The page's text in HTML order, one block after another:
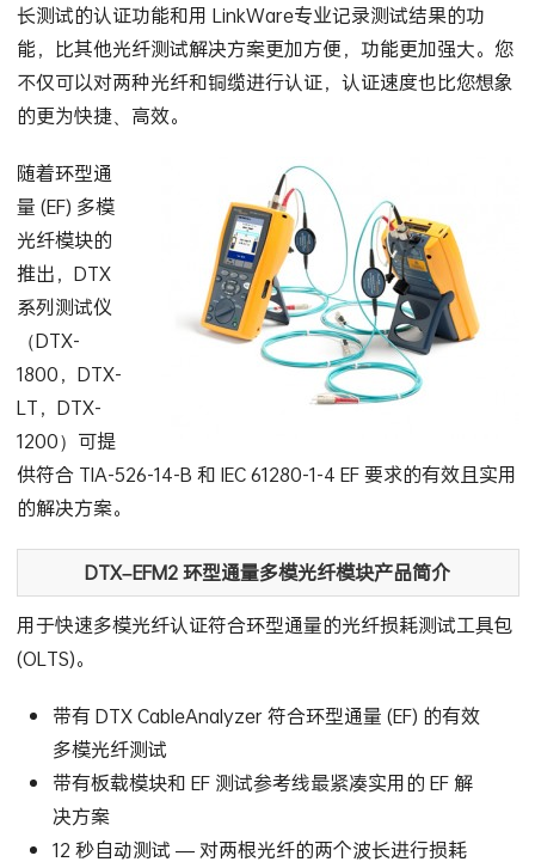
长测试的认证功能和用 LinkWare专业记录测试结果的功
能，比其他光纤测试解决方案更加方便，功能更加强大。您
不仅可以对两种光纤和铜缆进行认证，认证速度也比您想象
的更为快捷、高效。
随着环型通
量 (EF) 多模
光纤模块的
推出，DTX
系列测试仪
（DTX-
1800，DTX-
LT，DTX-
1200）可提
供符合 TIA-526-14-B 和 IEC 61280-1-4 EF 要求的有效且实用
的解决方案。
DTX–EFM2环型通量多模光纤模块产品简介
用于快速多模光纤认证符合环型通量的光纤损耗测试工具包
(OLTS)。
带有 DTX CableAnalyzer 符合环型通量 (EF) 的有效
多模光纤测试
带有板载模块和 EF 测试参考线最紧凑实用的 EF 解
决方案
12 秒自动测试 — 对两根光纤的两个波长进行损耗